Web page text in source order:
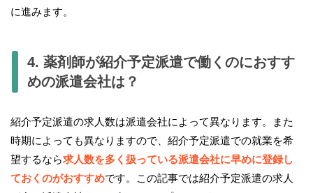
に進みます。
4. 薬剤師が紹介予定派遣で働くのにおすす
めの派遣会社は？
紹介予定派遣の求人数は派遣会社によって異なります。また
時期によっても異なりますので、紹介予定派遣での就業を希
望するなら求人数を多く扱っている派遣会社に早めに登録し
ておくのがおすすめです。この記事では紹介予定派遣の求人